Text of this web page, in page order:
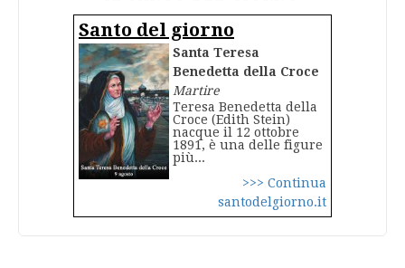
Santo del giorno
Santa Teresa
Benedetta della Croce
Martire
Teresa Benedetta della
Croce (Edith Stein)
nacque il 12 ottobre
1891, è una delle figure
più...
>>> Continua
santodelgiorno.it